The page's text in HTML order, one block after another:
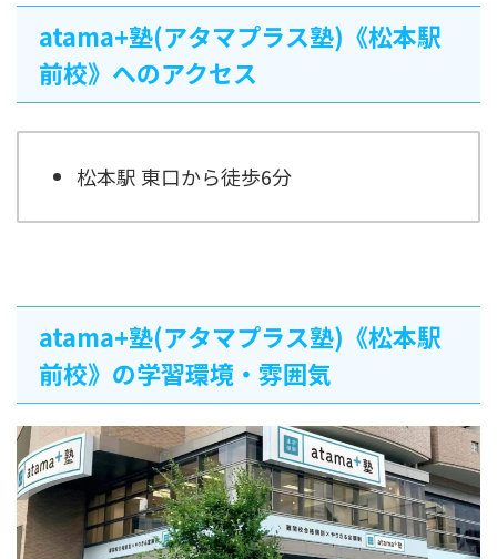
atama+塾(アタマプラス塾)《松本駅
前校》へのアクセス
松本駅 東口から徒歩6分
atama+塾(アタマプラス塾)《松本駅
前校》の学習環境・雰囲気